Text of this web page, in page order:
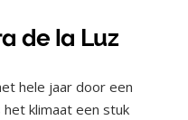
de la Luz
hele jaar door een
klimaat een stuk